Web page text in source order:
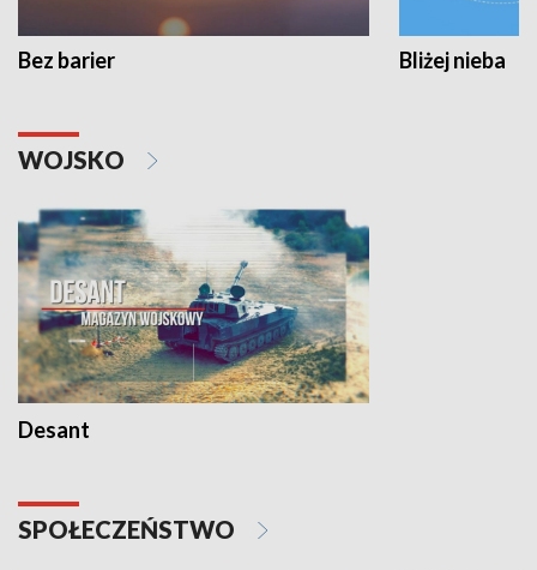
Bez barier Bliżej nieba
WOJSKO
Desant
SPOŁECZEŃSTWO